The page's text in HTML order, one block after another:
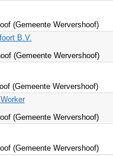
(Gemeente Wervershoof)
B.V.
(Gemeente Wervershoof)
(Gemeente Wervershoof)
(Gemeente Wervershoof)
(Gemeente Wervershoof)